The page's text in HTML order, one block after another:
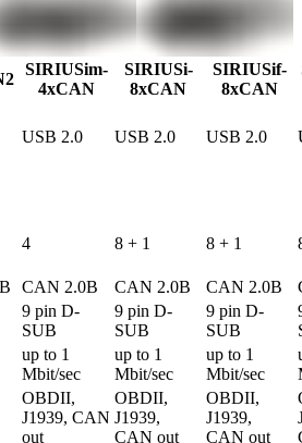
SIRIUSim-
4xCAN
SIRIUSi-
8xCAN
SIRIUSif-
8xCAN
USB 2.0 USB 2.0 USB 2.0
4 8 + 1 8 + 1
CAN 2.0B CAN 2.0B CAN 2.0B
9 pin D-
SUB
9 pin D-
SUB
9 pin D-
SUB
up to 1
Mbit/sec
up to 1
Mbit/sec
up to 1
Mbit/sec
OBDII,
J1939, CAN
out
OBDII,
J1939,
CAN out
OBDII,
J1939,
CAN out